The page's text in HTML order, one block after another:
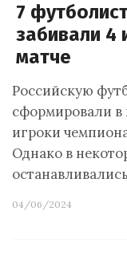
7
забивали 4
матче
Российскую
сформировали в
игроки
Однако в
04/06/2024